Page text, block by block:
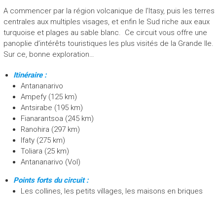
A commencer par la région volcanique de l’Itasy, puis les terres
centrales aux multiples visages, et enfin le Sud riche aux eaux
turquoise et plages au sable blanc. Ce circuit vous offre une
panoplie d’intérêts touristiques les plus visités de la Grande Ile.
Sur ce, bonne exploration…
Itinéraire :
Antananarivo
Ampefy (125 km)
Antsirabe (195 km)
Fianarantsoa (245 km)
Ranohira (297 km)
Ifaty (275 km)
Toliara (25 km)
Antananarivo (Vol)
Points forts du circuit :
Les collines, les petits villages, les maisons en briques